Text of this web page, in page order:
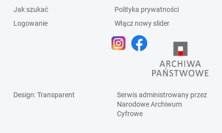
Jak szukać
Logowanie
Polityka prywatności
Włącz nowy slider
Design: Transparent
Serwis administrowany przez
Narodowe Archiwum
Cyfrowe